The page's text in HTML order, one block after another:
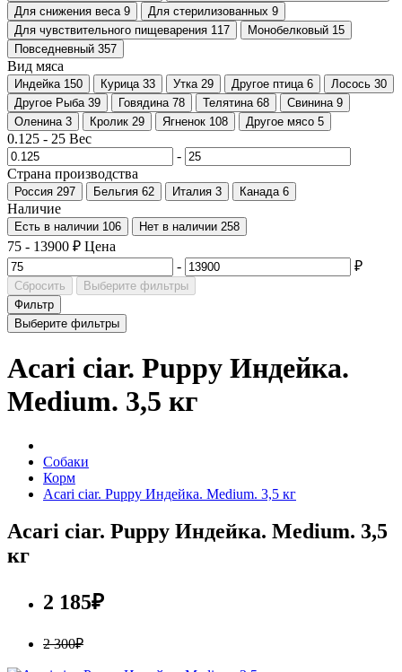
Для снижения веса 9 Для стерилизованных 9
Для чувствительного пищеварения 117 Монобелковый 15
Повседневный 357
Вид мяса
Индейка 150 Курица 33 Утка 29 Другое птица 6 Лосось 30
Другое Рыба 39 Говядина 78 Телятина 68 Свинина 9
Оленина 3 Кролик 29 Ягненок 108 Другое мясо 5
0.125 - 25 Вес
-
Страна производства
Россия 297 Бельгия 62 Италия 3 Канада 6
Наличие
Есть в наличии 106 Нет в наличии 258
75 - 13900 ₽ Цена
-
₽
Сбросить
Выберите фильтры
Фильтр
Выберите фильтры
Acari ciar. Puppy Индейка.
Medium. 3,5 кг
Собаки
Корм
Acari ciar. Puppy Индейка. Medium. 3,5 кг
Acari ciar. Puppy Индейка. Medium. 3,5
кг
2 185₽
2 300₽